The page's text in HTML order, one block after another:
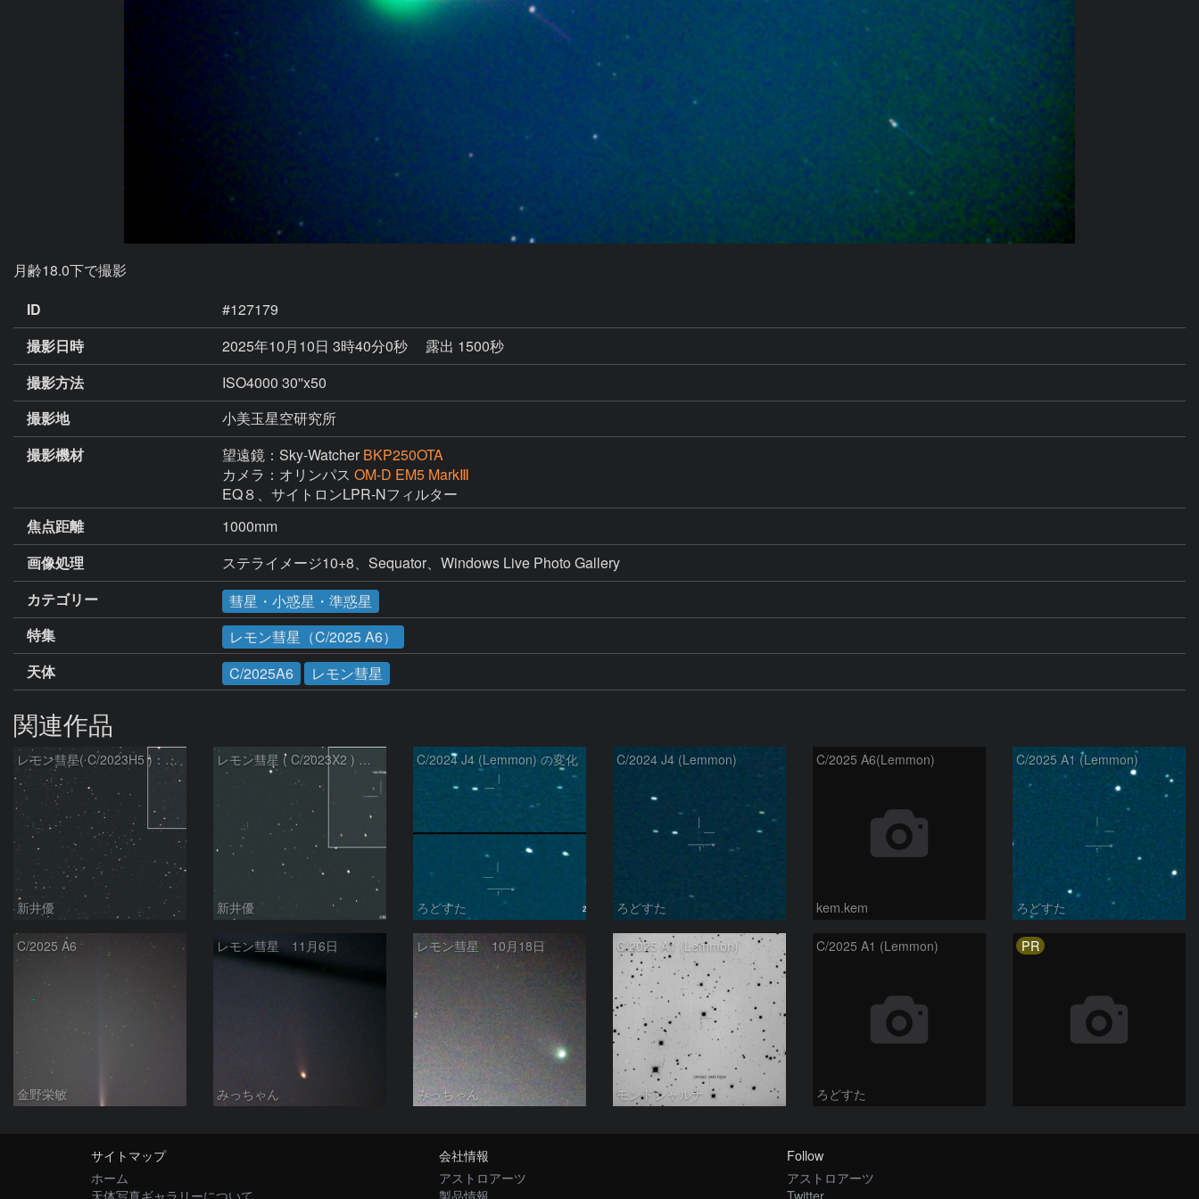
月齢18.0下で撮影
ID
#127179
撮影日時
2025年10月10日 3時40分0秒
露出 1500秒
撮影方法
ISO4000 30''x50
撮影地
小美玉星空研究所
撮影機材
望遠鏡：Sky-Watcher BKP250OTA
カメラ：オリンパス OM-D EM5 MarkⅢ
EQ８、サイトロンLPR-Nフィルター
焦点距離
1000mm
画像処理
ステライメージ10+8、Sequator、Windows Live Photo Gallery
カテゴリー
彗星・小惑星・準惑星
特集
レモン彗星（C/2025 A6）
天体
C/2025A6 レモン彗星
関連作品
レモン彗星( C/2023H5 )：2026/05/20
新井優
レモン彗星 ( C/2023X2 ) の予報位置：2026/05/29
新井優
C/2024 J4 (Lemmon) の変化
ろどすた
C/2024 J4 (Lemmon)
ろどすた
C/2025 A6(Lemmon)
kem.kem
C/2025 A1 (Lemmon)
ろどすた
C/2025 A6
金野栄敏
レモン彗星 11月6日
みっちゃん
レモン彗星 10月18日
みっちゃん
C/2025 A1 (Lemmon)
モンドシャルナ
C/2025 A1 (Lemmon)
ろどすた
PR
サイトマップ
ホーム
天体写真ギャラリーについて
会社情報
アストロアーツ
製品情報
Follow
アストロアーツ
Twitter